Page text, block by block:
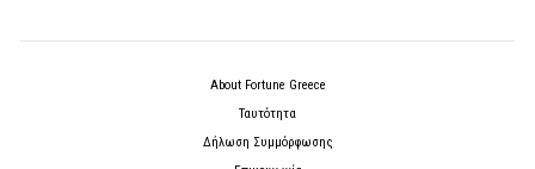
About Fortune Greece
Ταυτότητα
Δήλωση Συμμόρφωσης